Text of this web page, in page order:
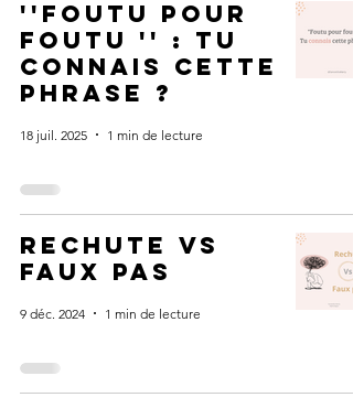
''Foutu pour
foutu '' : tu
connais cette
phrase ?
18 juil. 2025 1 min de lecture
rechute vs
faux pas
9 déc. 2024 1 min de lecture